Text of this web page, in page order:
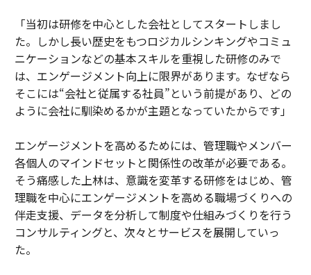
「当初は研修を中心とした会社としてスタートしまし
た。しかし長い歴史をもつロジカルシンキングやコミュ
ニケーションなどの基本スキルを重視した研修のみで
は、エンゲージメント向上に限界があります。なぜなら
そこには“会社と従属する社員”という前提があり、どの
ように会社に馴染めるかが主題となっていたからです」
エンゲージメントを高めるためには、管理職やメンバー
各個人のマインドセットと関係性の改革が必要である。
そう痛感した上林は、意識を変革する研修をはじめ、管
理職を中心にエンゲージメントを高める職場づくりへの
伴走支援、データを分析して制度や仕組みづくりを行う
コンサルティングと、次々とサービスを展開していっ
た。